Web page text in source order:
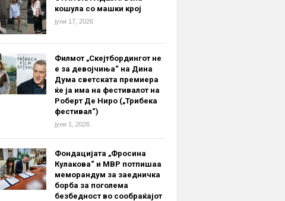
кошула со машки крој
јуни 17, 2026
Филмот „Скејтбордингот не
е за девојчиња“ на Дина
Дума светската премиера
ќе ја има на фестивалот на
Роберт Де Ниро („Трибека
фестивал“)
јуни 1, 2026
Фондацијата „Фросина
Кулакова“ и МВР потпишаа
меморандум за заедничка
борба за поголема
безбедност во сообраќајот